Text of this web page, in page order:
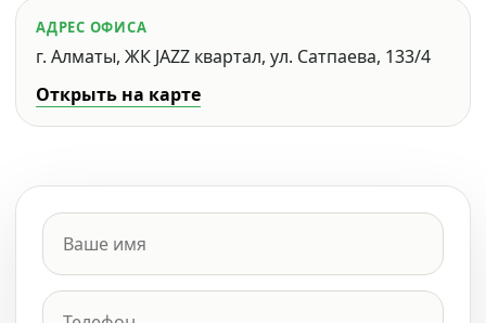
АДРЕС ОФИСА
г. Алматы, ЖК JAZZ квартал, ул. Сатпаева, 133/4
Открыть на карте